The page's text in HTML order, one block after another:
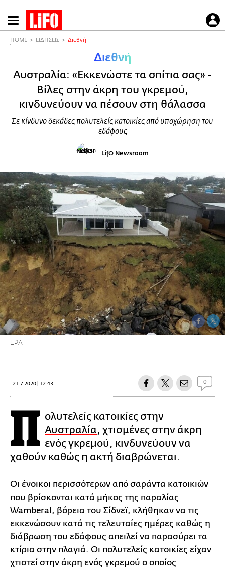
Παράκαμψη
προς
HOME ΕΙΔΗΣΕΙΣ Διεθνή
Διεθνή
Αυστραλία: «Εκκενώστε τα σπίτια σας» -
Βίλες στην άκρη του γκρεμού,
κινδυνεύουν να πέσουν στη θάλασσα
Σε κίνδυνο δεκάδες πολυτελείς κατοικίες από υποχώρηση του
εδάφους
LifO Newsroom
ΕΡΑ
21.7.2020 | 12:43 0
Π ολυτελείς κατοικίες στην
Αυστραλία, χτισμένες στην άκρη
ενόςγκρεμού, κινδυνεύουν να
χαθούν καθώς η ακτή διαβρώνεται.
Οι ένοικοι περισσότερων από σαράντα κατοικιών
που βρίσκονται κατά μήκος της παραλίας
Wamberal, βόρεια του Σίδνεϊ, κλήθηκαν να τις
εκκενώσουν κατά τις τελευταίες ημέρες καθώς η
διάβρωση του εδάφους απειλεί να παρασύρει τα
κτίρια στην πλαγιά. Οι πολυτελείς κατοικίες είχαν
χτιστεί στην άκρη ενός γκρεμού ο οποίος